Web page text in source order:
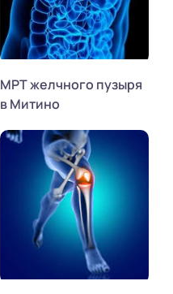
МРТ желчного пузыря
в Митино